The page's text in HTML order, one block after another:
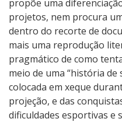
s
n
o
P
ó
d
i
o
propõe uma
projetos, nem procura
dentro do recorte de
mais uma reprodução
pragmático de como
meio de uma “história de
colocada em xeque
projeção, e das
dificuldades esportivas e